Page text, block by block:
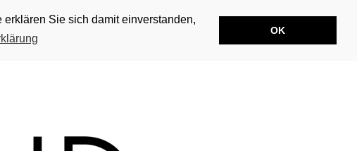
Sie sich damit einverstanden,
OK